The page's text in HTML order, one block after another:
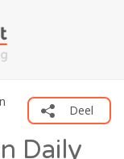
Deel
Daily